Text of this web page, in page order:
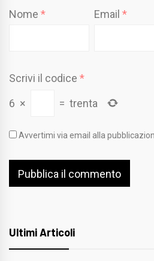
Nome * Email*
Scrivi il codice *
6 × = trenta
Avvertimi via email alla
Ultimi Articoli